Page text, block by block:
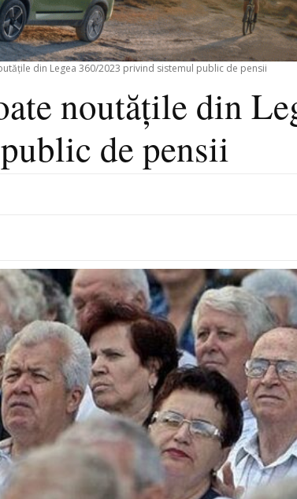
din Legea 360/2023 privind sistemul public de pensii
noutățile din
de pensii